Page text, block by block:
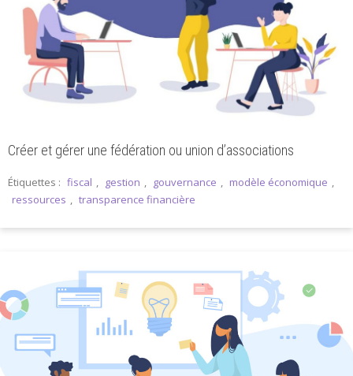
Créer et gérer une fédération ou union d’associations
Étiquettes : fiscal , gestion , gouvernance , modèle économique ,
ressources , transparence financière